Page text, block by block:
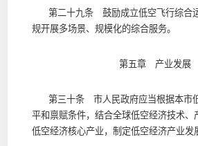
第二十九条 鼓励成立低空飞行综合
规开展多场景、规模化的综合服务。
第五章 产业发展
第三十条 市人民政府应当根据本市
平和禀赋条件，结合全球低空经济技术、
低空经济核心产业，制定低空经济产业发